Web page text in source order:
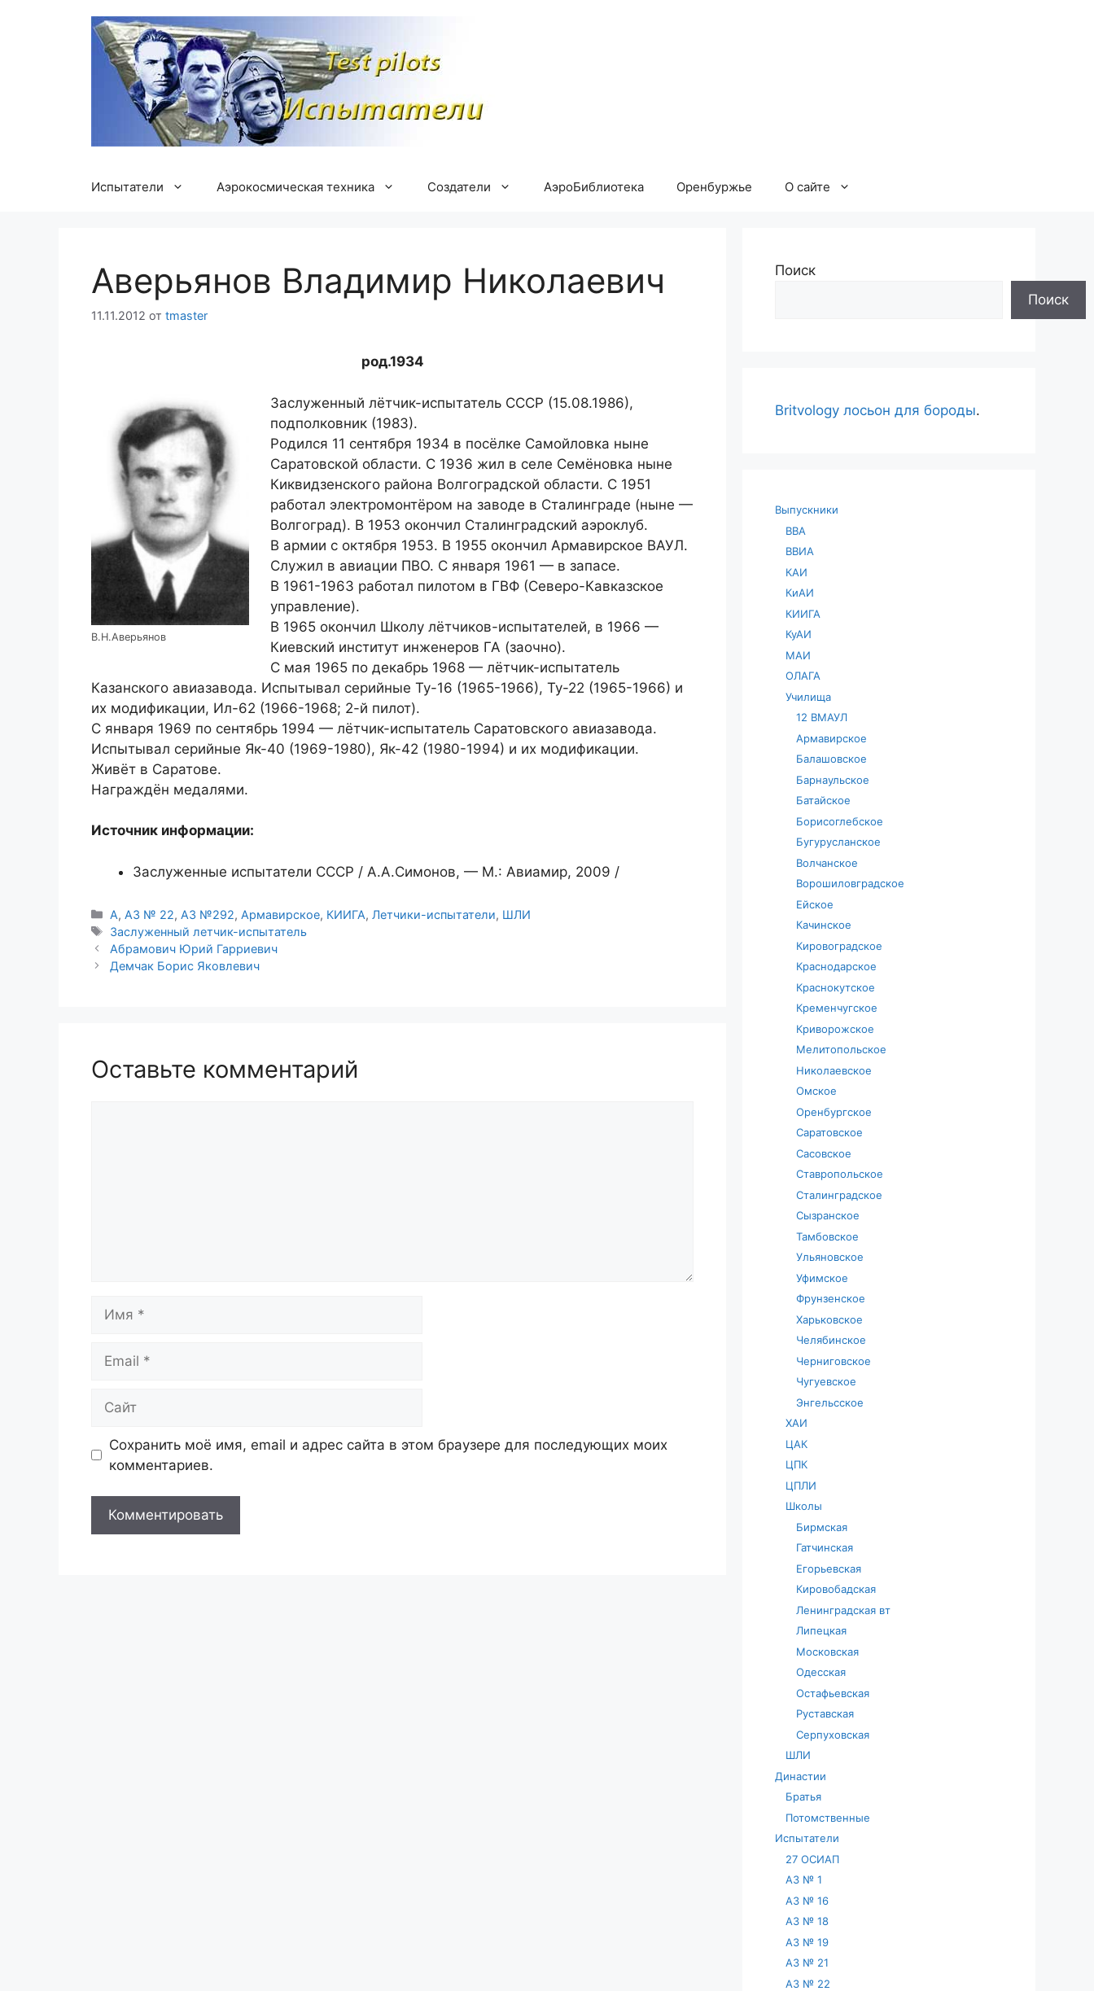
Испытатели Аэрокосмическая техника Создатели АэроБиблиотека Оренбуржье О сайте
Аверьянов Владимир Николаевич
11.11.2012 от tmaster
род.1934
В.Н.Аверьянов
Заслуженный лётчик-испытатель СССР (15.08.1986),
подполковник (1983).
Родился 11 сентября 1934 в посёлке Самойловка ныне
Саратовской области. С 1936 жил в селе Семёновка ныне
Киквидзенского района Волгоградской области. С 1951
работал электромонтёром на заводе в Сталинграде (ныне —
Волгоград). В 1953 окончил Сталинградский аэроклуб.
В армии с октября 1953. В 1955 окончил Армавирское ВАУЛ.
Служил в авиации ПВО. С января 1961 — в запасе.
В 1961-1963 работал пилотом в ГВФ (Северо-Кавказское
управление).
В 1965 окончил Школу лётчиков-испытателей, в 1966 —
Киевский институт инженеров ГА (заочно).
С мая 1965 по декабрь 1968 — лётчик-испытатель
Казанского авиазавода. Испытывал серийные Ту-16 (1965-1966), Ту-22 (1965-1966) и
их модификации, Ил-62 (1966-1968; 2-й пилот).
С января 1969 по сентябрь 1994 — лётчик-испытатель Саратовского авиазавода.
Испытывал серийные Як-40 (1969-1980), Як-42 (1980-1994) и их модификации.
Живёт в Саратове.
Награждён медалями.
Источник информации:
Заслуженные испытатели СССР / А.А.Симонов, — М.: Авиамир, 2009 /
Рубрики
А, АЗ № 22, АЗ №292, Армавирское, КИИГА,Летчики-испытатели, ШЛИ
Метки
Заслуженный летчик-испытатель
Абрамович Юрий Гарриевич
Демчак Борис Яковлевич
Оставьте комментарий
Сохранить моё имя, email и адрес сайта в этом браузере для последующих моих
комментариев.
Поиск
Поиск
Britvology лосьон для бороды.
Выпускники
ВВА
ВВИА
КАИ
КиАИ
КИИГА
КуАИ
МАИ
ОЛАГА
Училища
12 ВМАУЛ
Армавирское
Балашовское
Барнаульское
Батайское
Борисоглебское
Бугурусланское
Волчанское
Ворошиловградское
Ейское
Качинское
Кировоградское
Краснодарское
Краснокутское
Кременчугское
Криворожское
Мелитопольское
Николаевское
Омское
Оренбургское
Саратовское
Сасовское
Ставропольское
Сталинградское
Сызранское
Тамбовское
Ульяновское
Уфимское
Фрунзенское
Харьковское
Челябинское
Черниговское
Чугуевское
Энгельсское
ХАИ
ЦАК
ЦПК
ЦПЛИ
Школы
Бирмская
Гатчинская
Егорьевская
Кировобадская
Ленинградская вт
Липецкая
Московская
Одесская
Остафьевская
Руставская
Серпуховская
ШЛИ
Династии
Братья
Потомственные
Испытатели
27 ОСИАП
АЗ № 1
АЗ № 16
АЗ № 18
АЗ № 19
АЗ № 21
АЗ № 22